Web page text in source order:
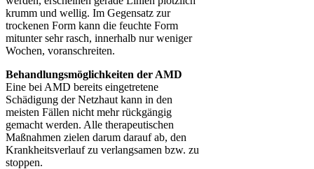
krumm und wellig. Im Gegensatz zur
trockenen Form kann die feuchte Form
mitunter sehr rasch, innerhalb nur weniger
Wochen, voranschreiten.
Behandlungsmöglichkeiten der AMD
Eine bei AMD bereits eingetretene
Schädigung der Netzhaut kann in den
meisten Fällen nicht mehr rückgängig
gemacht werden. Alle therapeutischen
Maßnahmen zielen darum darauf ab, den
Krankheitsverlauf zu verlangsamen bzw. zu
stoppen.